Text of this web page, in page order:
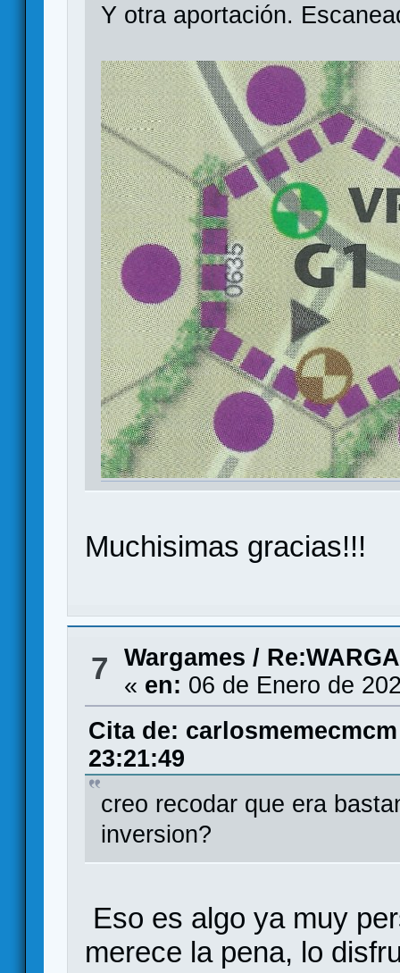
Y otra aportación.
Muchisimas gracias!!!
7 Wargames /
« en: 06 de Enero de
Cita de:
23:21:49
creo recodar que era
inversion?
Eso es algo ya muy
merece la pena, lo